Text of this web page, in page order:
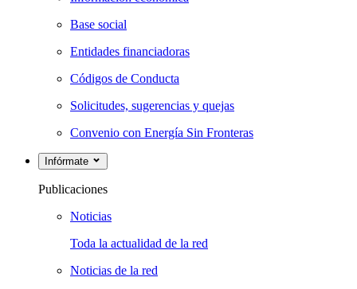
Base social
Entidades financiadoras
Códigos de Conducta
Solicitudes, sugerencias y quejas
Convenio con Energía Sin Fronteras
Infórmate
Publicaciones
Noticias
Toda la actualidad de la red
Noticias de la red